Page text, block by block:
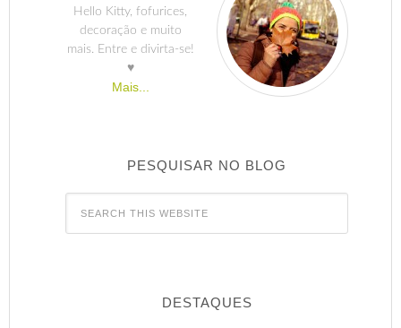
Hello Kitty, fofurices,
decoração e muito
mais. Entre e divirta-se!
♥
Mais...
PESQUISAR NO BLOG
DESTAQUES